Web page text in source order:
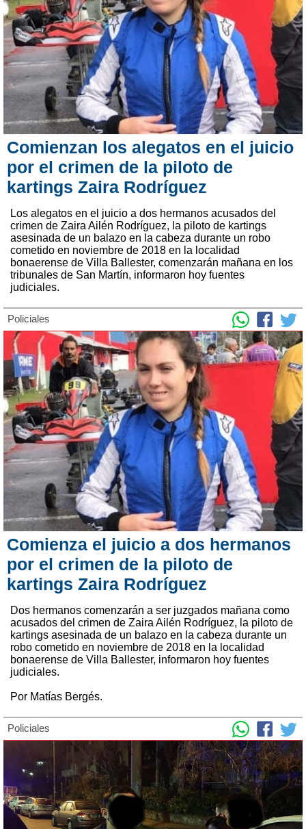
Comienzan los alegatos en el juicio
por el crimen de la piloto de
kartings Zaira Rodríguez
Los alegatos en el juicio a dos hermanos acusados del
crimen de Zaira Ailén Rodríguez, la piloto de kartings
asesinada de un balazo en la cabeza durante un robo
cometido en noviembre de 2018 en la localidad
bonaerense de Villa Ballester, comenzarán mañana en los
tribunales de San Martín, informaron hoy fuentes
judiciales.
Policiales
Comienza el juicio a dos hermanos
por el crimen de la piloto de
kartings Zaira Rodríguez
Dos hermanos comenzarán a ser juzgados mañana como
acusados del crimen de Zaira Ailén Rodríguez, la piloto de
kartings asesinada de un balazo en la cabeza durante un
robo cometido en noviembre de 2018 en la localidad
bonaerense de Villa Ballester, informaron hoy fuentes
judiciales.
Por Matías Bergés.
Policiales